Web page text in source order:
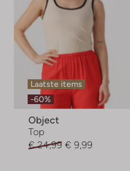
Laatste items
-60%
Object
Top
€ 24,99 € 9,99